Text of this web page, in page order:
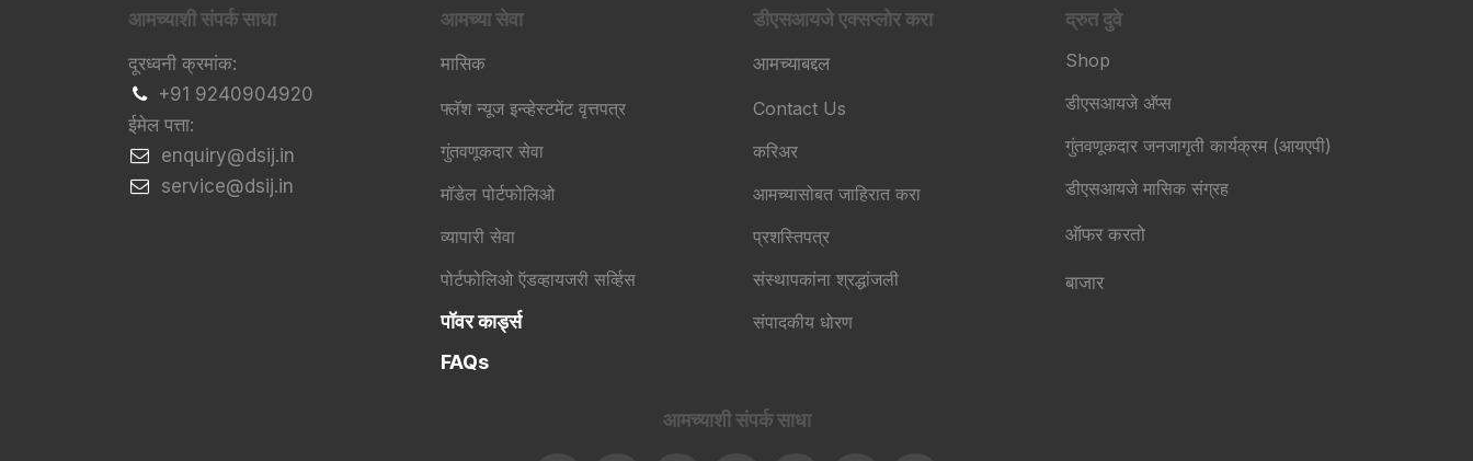
आमच्याशी संपर्क साधा
दूरध्वनी क्रमांक:
+91 9240904920
ईमेल पत्ता:
​enquiry@dsij.in
​service@dsij.in
आमच्या सेवा
मासिक
फ्लॅश न्यूज इन्व्हेस्टमेंट वृत्तपत्र
गुंतवणूकदार सेवा
मॉडेल पोर्टफोलिओ
व्यापारी सेवा
पोर्टफोलिओ ऍडव्हायजरी सर्व्हिस
पॉवर कार्ड्स
FAQs
डीएसआयजे एक्सप्लोर करा
आमच्याबद्दल
Contact Us
करिअर
आमच्यासोबत जाहिरात करा
प्रशस्तिपत्र
संस्थापकांना श्रद्धांजली
संपादकीय धोरण
द्रुत दुवे
Shop
डीएसआयजे अ‍ॅप्स
गुंतवणूकदार जनजागृती कार्यक्रम (आयएपी)
डीएसआयजे मासिक संग्रह
ऑफर करतो
बाजार
आमच्याशी संपर्क साधा​